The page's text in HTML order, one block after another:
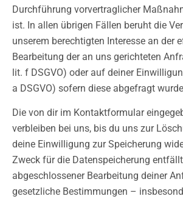
Durchführung vorvertraglicher
ist. In allen übrigen Fällen beruht die
unserem berechtigten Interesse an der
Bearbeitung der an uns gerichteten
lit. f DSGVO) oder auf deiner
a DSGVO) sofern diese abgefragt
Die von dir im Kontaktformular
verbleiben bei uns, bis du uns zur
deine Einwilligung zur Speicherung
Zweck für die Datenspeicherung
abgeschlossener Bearbeitung deiner
gesetzliche Bestimmungen –